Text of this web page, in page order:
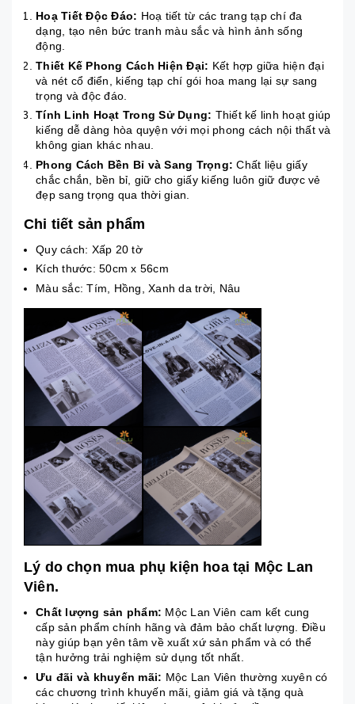
Hoạ Tiết Độc Đáo: Hoạ tiết từ các trang tạp chí đa
dạng, tạo nên bức tranh màu sắc và hình ảnh sống
động.
Thiết Kế Phong Cách Hiện Đại: Kết hợp giữa hiện đại
và nét cổ điển, kiếng tạp chí gói hoa mang lại sự sang
trọng và độc đáo.
Tính Linh Hoạt Trong Sử Dụng: Thiết kế linh hoạt giúp
kiếng dễ dàng hòa quyện với mọi phong cách nội thất và
không gian khác nhau.
Phong Cách Bền Bỉ và Sang Trọng: Chất liệu giấy
chắc chắn, bền bỉ, giữ cho giấy kiếng luôn giữ được vẻ
đẹp sang trọng qua thời gian.
Chi tiết sản phẩm
Quy cách: Xấp 20 tờ
Kích thước: 50cm x 56cm
Màu sắc: Tím, Hồng, Xanh da trời, Nâu
Lý do chọn mua phụ kiện hoa tại Mộc Lan
Viên.
Chất lượng sản phẩm: Mộc Lan Viên cam kết cung
cấp sản phẩm chính hãng và đảm bảo chất lượng. Điều
này giúp bạn yên tâm về xuất xứ sản phẩm và có thể
tận hưởng trải nghiệm sử dụng tốt nhất.
Ưu đãi và khuyến mãi: Mộc Lan Viên thường xuyên có
các chương trình khuyến mãi, giảm giá và tặng quà